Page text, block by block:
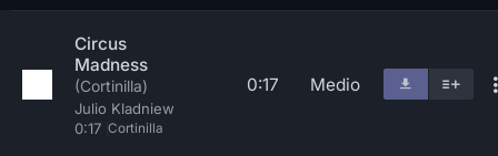
Circus
Madness
(Cortinilla)
Julio Kladniew
0:17 Cortinilla
0:17 Medio